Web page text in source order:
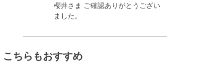
櫻井さま ご確認ありがとうござい
ました。
こちらもおすすめ